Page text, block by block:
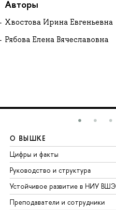
Авторы
Хвостова Ирина Евгеньевна
Рябова Елена Вячеславовна
О ВЫШКЕ
Цифры и факты
Руководство и структура
Устойчивое развитие в НИУ ВШЭ
Преподаватели и сотрудники